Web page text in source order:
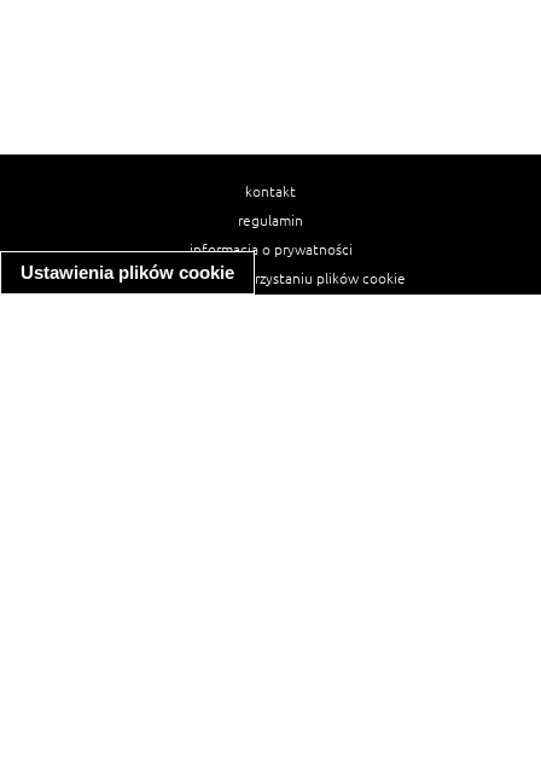
Ustawienia plików cookie
kontakt
regulamin
informacja o prywatności
informacja o wykorzystaniu plików cookie